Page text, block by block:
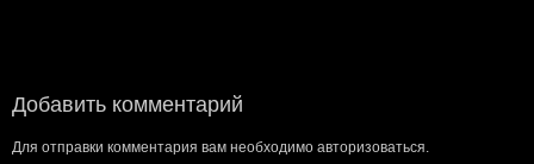
Добавить комментарий
Для отправки комментария вам необходимо авторизоваться.